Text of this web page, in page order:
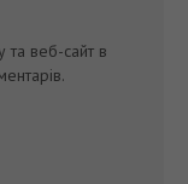
та веб-сайт в